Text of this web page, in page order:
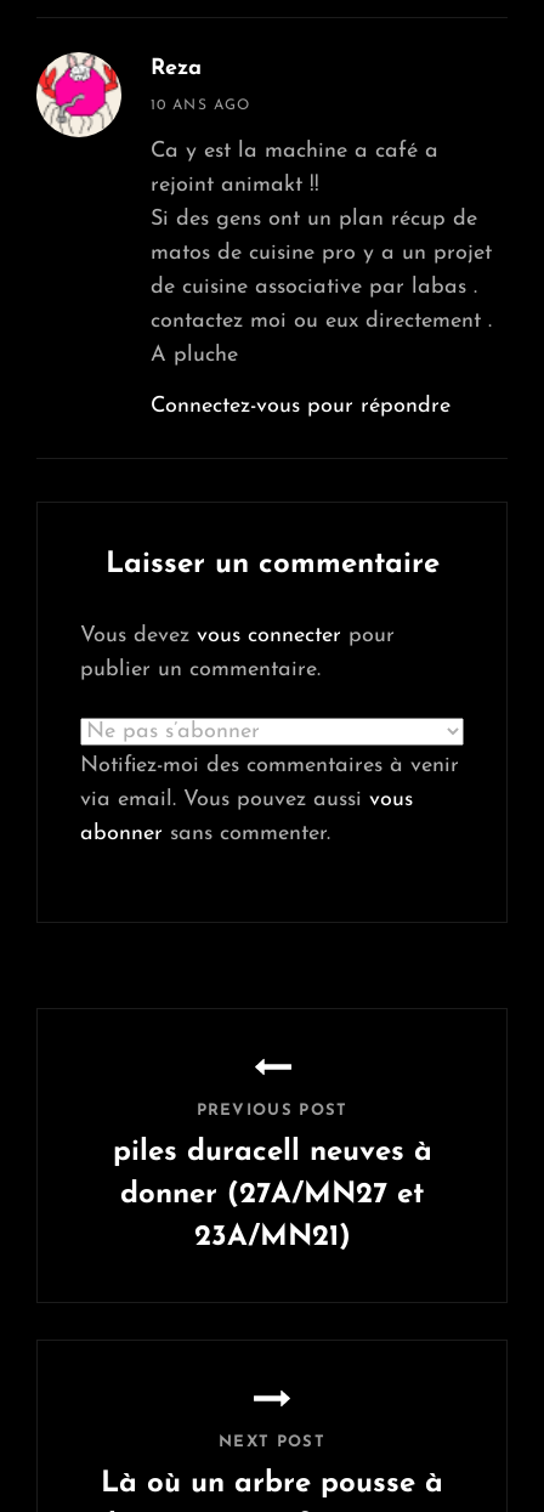
Reza
says:
10 ANS AGO
Ca y est la machine a café a
rejoint animakt !!
Si des gens ont un plan récup de
matos de cuisine pro y a un projet
de cuisine associative par labas .
contactez moi ou eux directement .
A pluche
Connectez-vous pour répondre
Laisser un commentaire
Vous devez vous connecter pour
publier un commentaire.
Notifiez-moi des commentaires à venir
via email. Vous pouvez aussi vous
abonner sans commenter.
PREVIOUS POST
piles duracell neuves à
donner (27A/MN27 et
23A/MN21)
Post
NEXT POST
Là où un arbre pousse à